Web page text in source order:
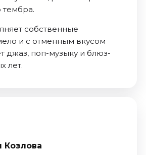
тембра.
собственные
и с отменным вкусом
джаз, поп-музыку и блюз-
лет.
Козлова